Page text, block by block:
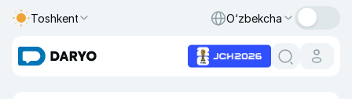
Toshkent O‘zbekcha